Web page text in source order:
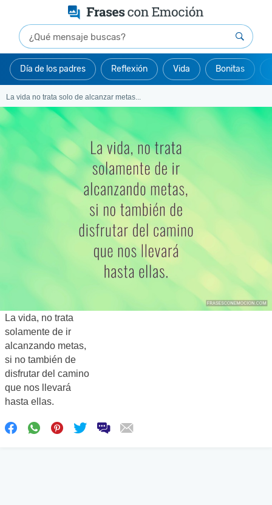
Día de los padres Reflexión Vida Bonitas
La vida no trata solo de alcanzar metas...
La vida, no trata
solamente de ir
alcanzando metas,
si no también de
disfrutar del camino
que nos llevará
hasta ellas.